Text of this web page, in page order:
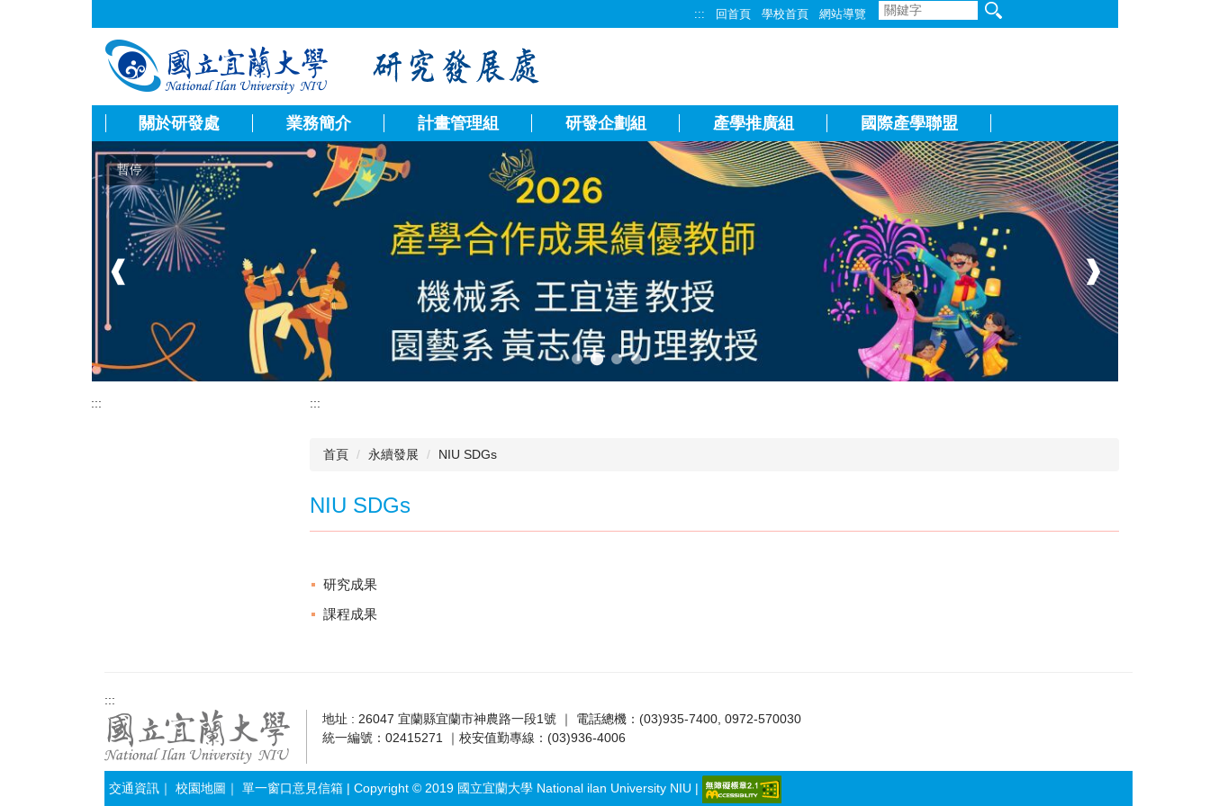
::: 回首頁 學校首頁 網站導覽
關於研發處 業務簡介 計畫管理組 研發企劃組 產學推廣組 國際產學聯盟
暫停
❰ ❱
::: :::
首頁 永續發展 NIU SDGs
NIU SDGs
研究成果
課程成果
:::
地址 : 26047 宜蘭縣宜蘭市神農路一段1號 ｜ 電話總機：(03)935-7400, 0972-570030
統一編號：02415271 ｜校安值勤專線：(03)936-4006
交通資訊 ｜ 校園地圖 ｜ 單一窗口意見信箱 | Copyright © 2019 國立宜蘭大學 National ilan University NIU |